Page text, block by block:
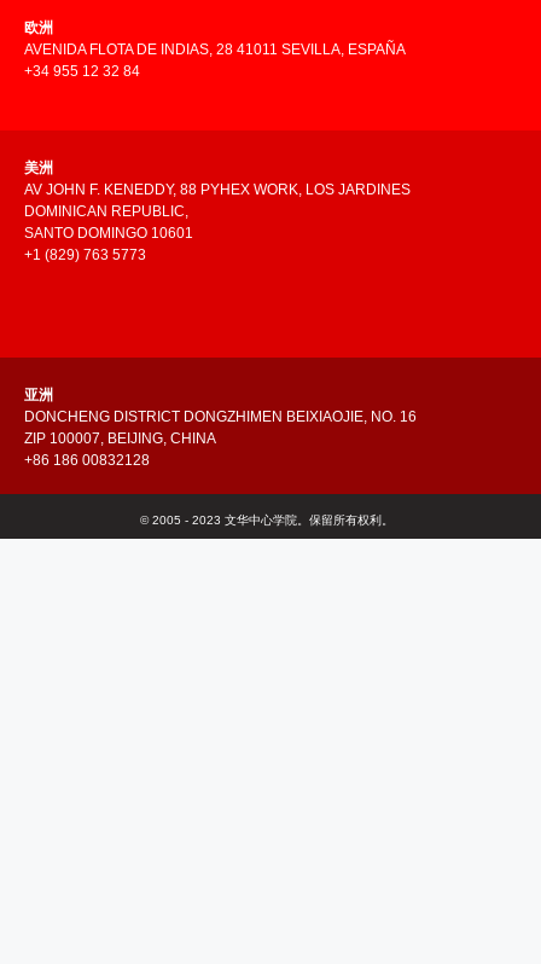
欧洲
AVENIDA FLOTA DE INDIAS, 28 41011 SEVILLA, ESPAÑA
+34 955 12 32 84
美洲
AV JOHN F. KENEDDY, 88 PYHEX WORK, LOS JARDINES
DOMINICAN REPUBLIC,
SANTO DOMINGO 10601
+1 (829) 763 5773
亚洲
DONCHENG DISTRICT DONGZHIMEN BEIXIAOJIE, NO. 16
ZIP 100007, BEIJING, CHINA
+86 186 00832128
© 2005 - 2023 文华中心学院。保留所有权利。